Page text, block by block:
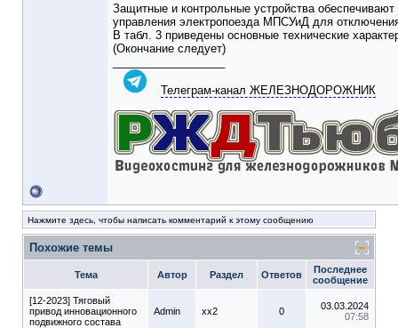
Защитные и контрольные устройства
управления электропоезда МПСУиД для
В табл. 3 приведены основные технические
(Окончание следует)
Телеграм-канал ЖЕЛЕЗНОДОРОЖНИК
Нажмите здесь, чтобы написать комментарий к этому сообщению
Похожие темы
Тема Автор Раздел Ответов
Последнее
сообщение
[12-2023] Тяговый
привод инновационного
подвижного состава
Admin xx2 0
03.03.2024
07:58